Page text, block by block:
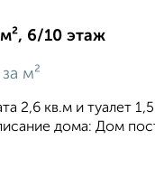
6/10 этаж
за м²
2,6 кв.м и туалет
дома: Дом